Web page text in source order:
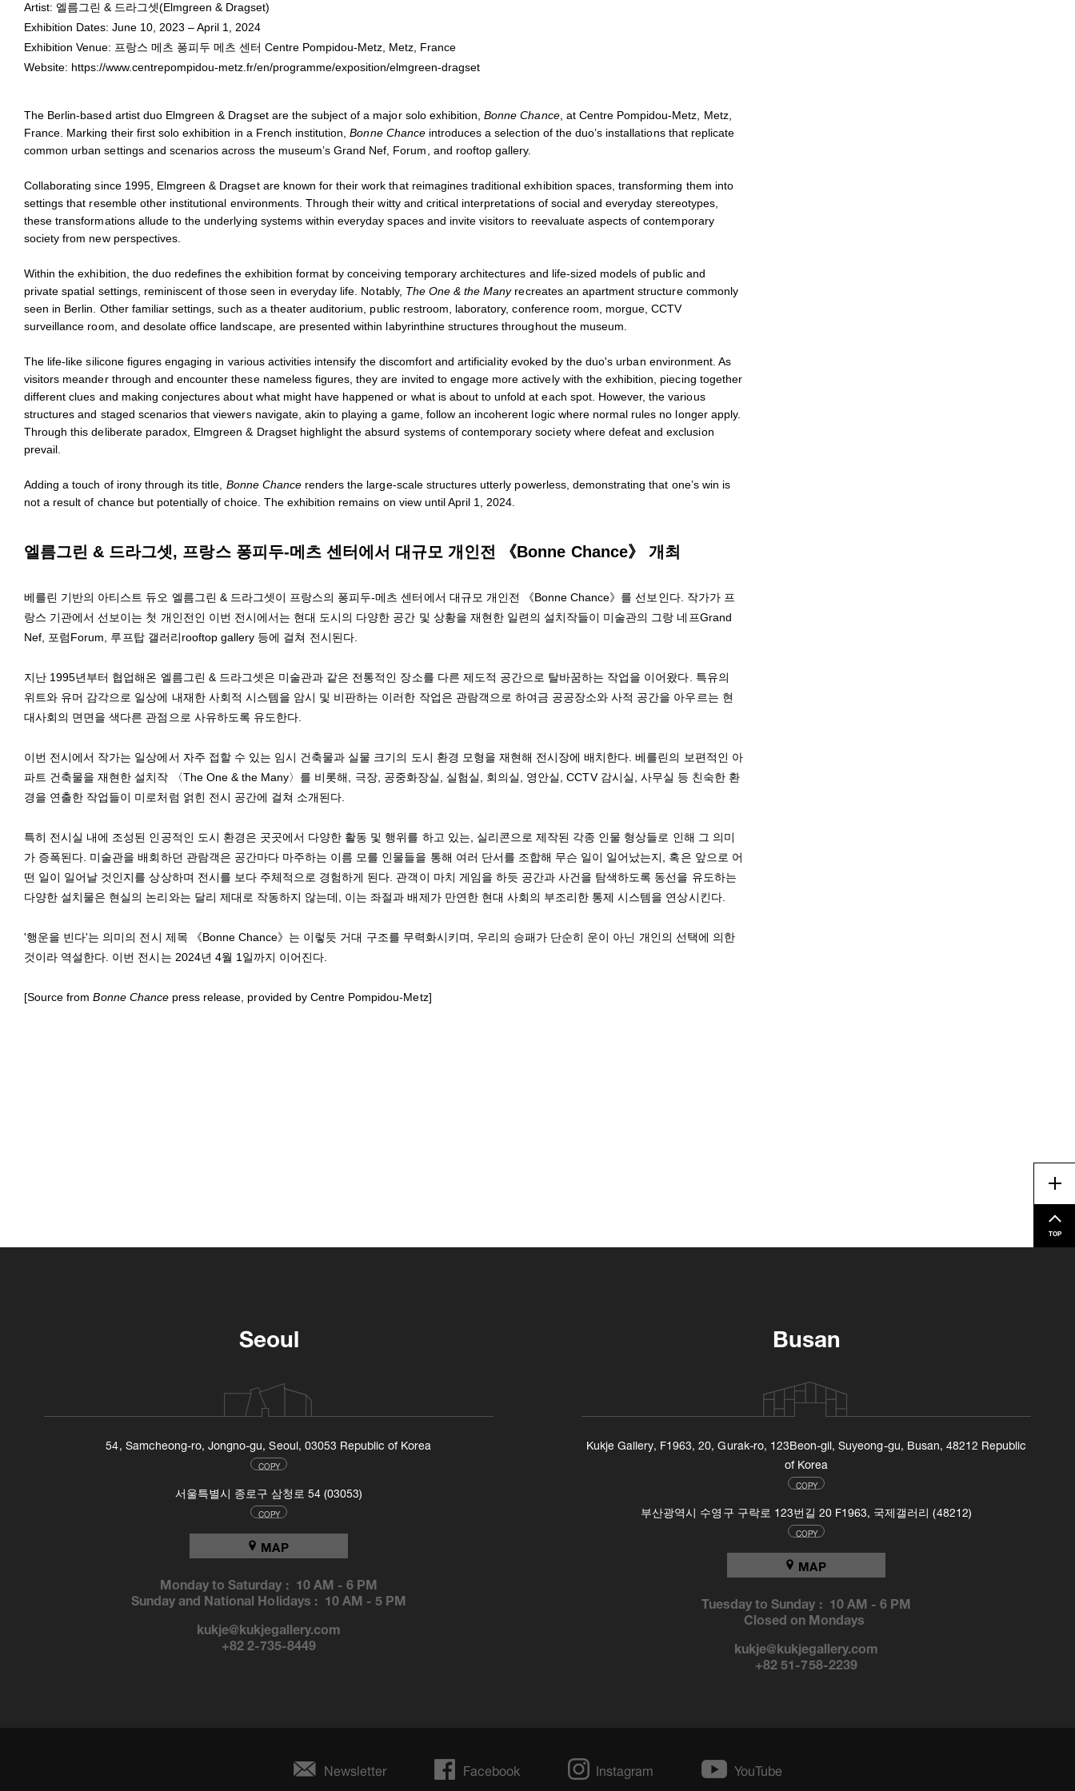
November 24, 2023 - January 11,
Installation view ofBonne Chanceat Centre Pompidou-Metz, 2023
© Adagp, Paris, 2023
© Photo Andrea Rossetti et Héctor Chico
Artist: 엘름그린 & 드라그셋(Elmgreen & Dragset)
Exhibition Dates: June 10, 2023 – April 1, 2024
Exhibition Venue: 프랑스 메츠 퐁피두 메츠 센터 Centre Pompidou-Metz, Metz, France
Website: https://www.centrepompidou-metz.fr/en/programme/exposition/elmgreen-dragset
The Berlin-based artist duo Elmgreen & Dragset are the subject of a major solo exhibition,Bonne Chance, at Centre Pompidou-Metz, Metz,
France. Marking their first solo exhibition in a French institution,Bonne Chanceintroduces a selection of the duo’s installations that replicate
common urban settings and scenarios across the museum’s Grand Nef, Forum, and rooftop gallery.
Collaborating since 1995, Elmgreen & Dragset are known for their work that reimagines traditional exhibition spaces, transforming them into
settings that resemble other institutional environments. Through their witty and critical interpretations of social and everyday stereotypes,
these transformations allude to the underlying systems within everyday spaces and invite visitors to reevaluate aspects of contemporary
society from new perspectives.
Within the exhibition, the duo redefines the exhibition format by conceiving temporary architectures and life-sized models of public and
private spatial settings, reminiscent of those seen in everyday life. Notably, The One & the Manyrecreates an apartment structure commonly
seen in Berlin. Other familiar settings, such as a theater auditorium, public restroom, laboratory, conference room, morgue, CCTV
surveillance room, and desolate office landscape, are presented within labyrinthine structures throughout the museum.
The life-like silicone figures engaging in various activities intensify the discomfort and artificiality evoked by the duo's urban environment. As
visitors meander through and encounter these nameless figures, they are invited to engage more actively with the exhibition, piecing together
different clues and making conjectures about what might have happened or what is about to unfold at each spot. However, the various
structures and staged scenarios that viewers navigate, akin to playing a game, follow an incoherent logic where normal rules no longer apply.
Through this deliberate paradox, Elmgreen & Dragset highlight the absurd systems of contemporary society where defeat and exclusion
prevail.
Adding a touch of irony through its title, Bonne Chancerenders the large-scale structures utterly powerless, demonstrating that one’s win is
not a result of chance but potentially of choice. The exhibition remains on view until April 1, 2024.
엘름그린 & 드라그셋, 프랑스 퐁피두-메츠 센터에서 대규모 개인전 《Bonne Chance》 개최
베를린 기반의 아티스트 듀오 엘름그린 & 드라그셋이 프랑스의 퐁피두-메츠 센터에서 대규모 개인전 《Bonne Chance》를 선보인다. 작가가 프
랑스 기관에서 선보이는 첫 개인전인 이번 전시에서는 현대 도시의 다양한 공간 및 상황을 재현한 일련의 설치작들이 미술관의 그랑 네프Grand
Nef, 포럼Forum, 루프탑 갤러리rooftop gallery 등에 걸쳐 전시된다.
지난 1995년부터 협업해온 엘름그린 & 드라그셋은 미술관과 같은 전통적인 장소를 다른 제도적 공간으로 탈바꿈하는 작업을 이어왔다. 특유의
위트와 유머 감각으로 일상에 내재한 사회적 시스템을 암시 및 비판하는 이러한 작업은 관람객으로 하여금 공공장소와 사적 공간을 아우르는 현
대사회의 면면을 색다른 관점으로 사유하도록 유도한다.
이번 전시에서 작가는 일상에서 자주 접할 수 있는 임시 건축물과 실물 크기의 도시 환경 모형을 재현해 전시장에 배치한다. 베를린의 보편적인 아
파트 건축물을 재현한 설치작 〈The One & the Many〉를 비롯해, 극장, 공중화장실, 실험실, 회의실, 영안실, CCTV 감시실, 사무실 등 친숙한 환
경을 연출한 작업들이 미로처럼 얽힌 전시 공간에 걸쳐 소개된다.
특히 전시실 내에 조성된 인공적인 도시 환경은 곳곳에서 다양한 활동 및 행위를 하고 있는, 실리콘으로 제작된 각종 인물 형상들로 인해 그 의미
가 증폭된다. 미술관을 배회하던 관람객은 공간마다 마주하는 이름 모를 인물들을 통해 여러 단서를 조합해 무슨 일이 일어났는지, 혹은 앞으로 어
떤 일이 일어날 것인지를 상상하며 전시를 보다 주체적으로 경험하게 된다. 관객이 마치 게임을 하듯 공간과 사건을 탐색하도록 동선을 유도하는
다양한 설치물은 현실의 논리와는 달리 제대로 작동하지 않는데, 이는 좌절과 배제가 만연한 현대 사회의 부조리한 통제 시스템을 연상시킨다.
'행운을 빈다'는 의미의 전시 제목 《Bonne Chance》는 이렇듯 거대 구조를 무력화시키며, 우리의 승패가 단순히 운이 아닌 개인의 선택에 의한
것이라 역설한다. 이번 전시는 2024년 4월 1일까지 이어진다.
[Source fromBonne Chancepress release, provided by Centre Pompidou-Metz]
TOP
Seoul
54, Samcheong-ro, Jongno-gu, Seoul, 03053 Republic of Korea
COPY
서울특별시 종로구 삼청로 54 (03053)
COPY
MAP
Monday to Saturday : 10 AM-6 PM
Sunday and National Holidays : 10 AM-5 PM
kukje@kukjegallery.com
+82 2-735-8449
Busan
Kukje Gallery, F1963, 20, Gurak-ro, 123Beon-gil, Suyeong-gu, Busan, 48212 Republic
of Korea
COPY
부산광역시 수영구 구락로 123번길 20 F1963, 국제갤러리 (48212)
COPY
MAP
Tuesday to Sunday : 10 AM-6 PM
Closed on Mondays
kukje@kukjegallery.com
+82 51-758-2239
Newsletter Facebook Instagram YouTube